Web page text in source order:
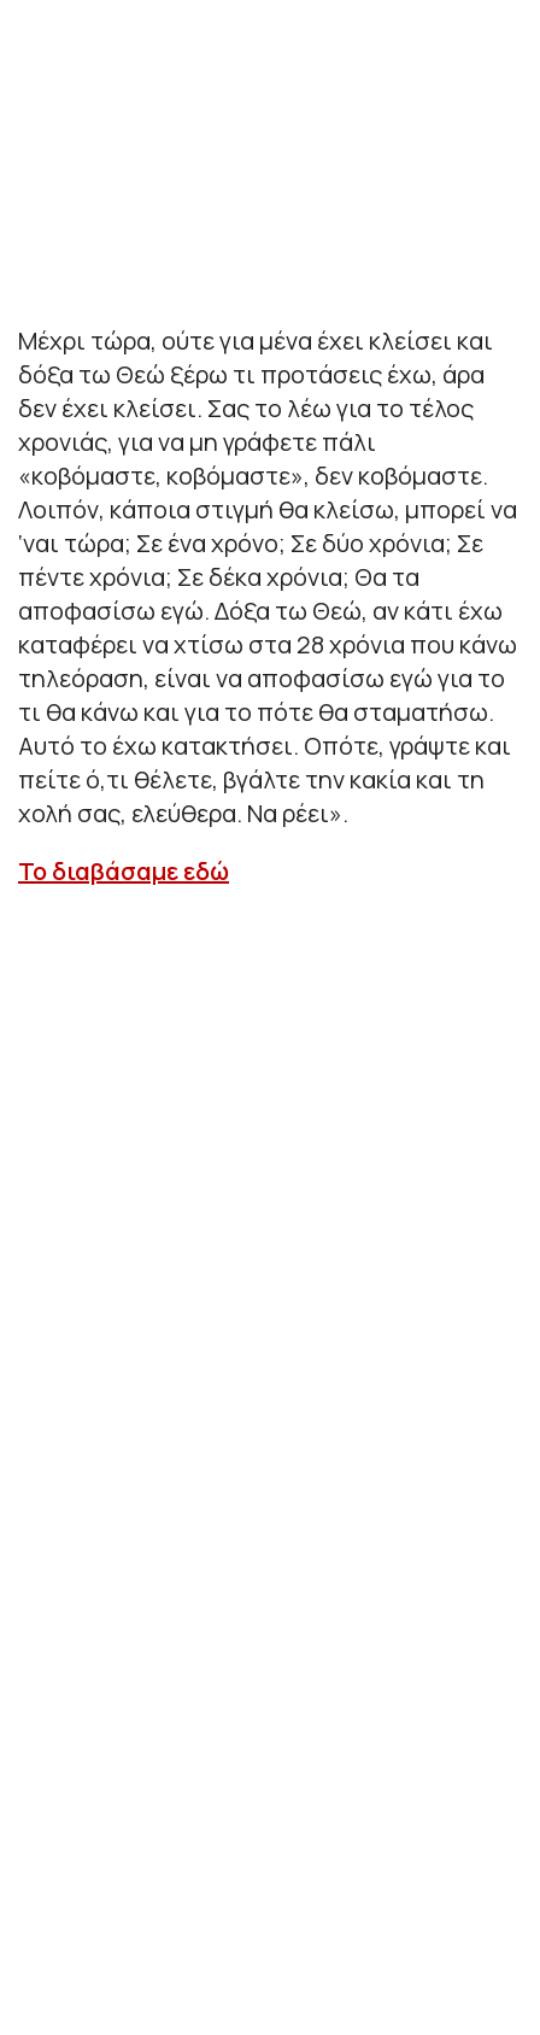
Μέχρι τώρα, ούτε για μένα έχει κλείσει και
δόξα τω Θεώ ξέρω τι προτάσεις έχω, άρα
δεν έχει κλείσει. Σας το λέω για το τέλος
χρονιάς, για να μη γράφετε πάλι
«κοβόμαστε, κοβόμαστε», δεν κοβόμαστε.
Λοιπόν, κάποια στιγμή θα κλείσω, μπορεί να
‘ναι τώρα; Σε ένα χρόνο; Σε δύο χρόνια; Σε
πέντε χρόνια; Σε δέκα χρόνια; Θα τα
αποφασίσω εγώ. Δόξα τω Θεώ, αν κάτι έχω
καταφέρει να χτίσω στα 28 χρόνια που κάνω
τηλεόραση, είναι να αποφασίσω εγώ για το
τι θα κάνω και για το πότε θα σταματήσω.
Αυτό το έχω κατακτήσει. Οπότε, γράψτε και
πείτε ό,τι θέλετε, βγάλτε την κακία και τη
χολή σας, ελεύθερα. Να ρέει».
Το διαβάσαμε εδώ